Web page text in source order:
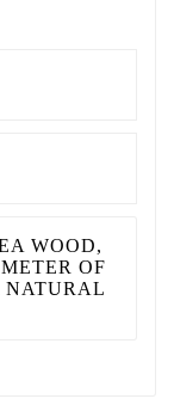
WOOD,
OF
NATURAL